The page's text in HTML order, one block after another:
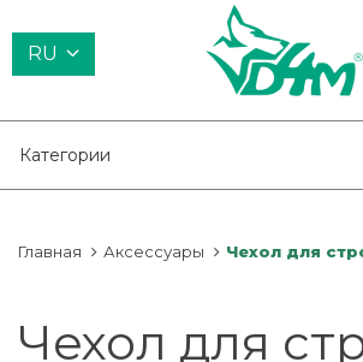
RU
Категории
Главная Аксессуары Чехол для
Чехол для